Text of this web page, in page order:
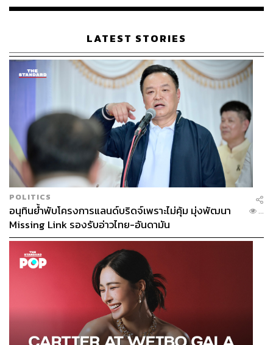
ตั้งครั้งแรก คนรุ่นใหม่มีการใช้วิถีชีวิตแบบใหม่เกิดขึ้นมา
ว่าฯ หรือ สก. มีสิทธิที่จะเข้าถึงข้อมูลได้ง่ายกดดูได้เลย
ข้อมูลพื้นฐานนี้สำหรับการเตรียมความพร้อมให้ผู้มีสิทธิเลือก
ตั้งนำไปสื่อสาร พูดคุย เรียกร้อง หรือตั้งคำถามกับผู้สมัคร
หรือนักการเมือง ไว้เรียนรู้ว่าตัวเราอยู่ที่ไหน ได้รับการดูแล
อย่างไรในทางนโยบาย รวมถึงสถานที่เลือกตั้งซึ่งเคยอลวน
กับเรื่องเหล่านี้ในการเลือกตั้งปี 2562
เราไม่อยากให้การเมืองเป็นเรื่องแค่รอวันเลือกตั้งหรือมีการ
เลือกตั้งแล้วจบ หลังจากได้ผู้ว่าฯ กทม. คนใหม่ สก. คนใหม่
ยังมีวาระอีก 4 ปี ให้ประชาชนติดตามต่อ แต่ทำอย่างไรให้มี
ข้อมูลจากภาคประชาชนมาเสริมแบบเรียลไทม์ ซึ่งเรากำลัง
พัฒนาอะไรแบบนี้อยู่
เดิมผู้สมัครฯ สังกัดพรรคจะได้เปรียบ แต่หย่อนบัตร
ครั้งต่อไปต้องลุ้นผลอาจไม่เหมือนเดิม
อรทัย ก๊กผล รองเลขาธิการสถาบันพระปกเกล้า กล่าวว่า
การเมืองเมืองหลวงมีความแตกต่างพื้นที่นอก กทม. ในหลาย
ประเด็น เช่น บทบาทคนที่มีสิทธิเลือกตั้งครั้งแรก มีความ
เรือนไทยที่ถูกซุกไว้
LATEST STORIES
POLITICS
อนุทินย้ำพับโครงการแลนด์บริดจ์เพราะไม่คุ้ม มุ่งพัฒนา
Missing Link รองรับอ่าวไทย-อันดามัน
...